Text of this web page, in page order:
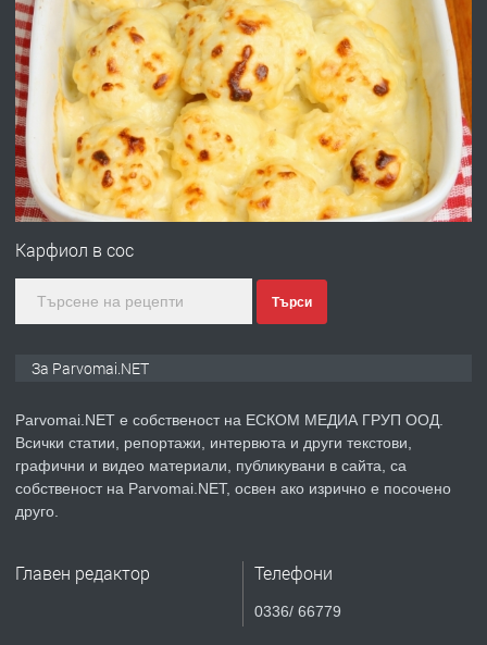
преди 1 година
ПРЕДЛАГА Работа за общи работници
преди 1 година
ПРЕДЛАГА
Първи поход "По стъпките на Ангел
преди 1 година
ПРЕДЛАГА Уроци по Математика
Карфиол в сос
Търси
За Parvomai.NET
Parvomai.NET е собственост на ЕСКОМ МЕДИА ГРУП ООД.
Всички статии, репортажи, интервюта и други текстови,
графични и видео материали, публикувани в сайта, са
собственост на Parvomai.NET, освен ако изрично е посочено
друго.
Главен редактор Телефони
0336/ 66779